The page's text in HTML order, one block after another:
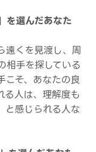
を選んだあなた
遠くを見渡し、周
相手を探している
こそ、あなたの良
る人は、理解度も
と感じられる人な